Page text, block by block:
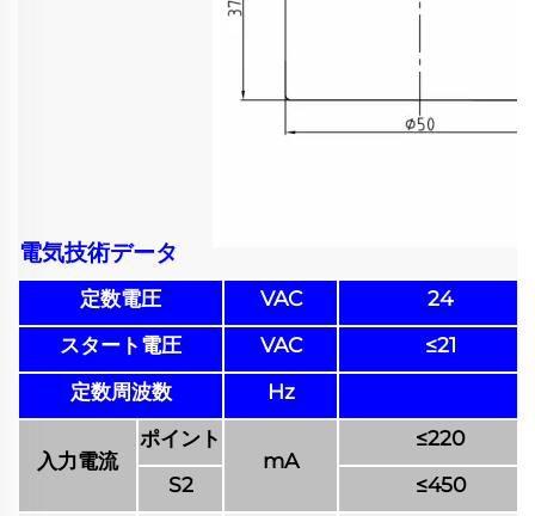
電気技術データ
定数電圧 VAC
24
スタート電圧
VAC
≤21
定数周波数
Hz
入力電流
ポイント
mA
≤220
S2
≤450